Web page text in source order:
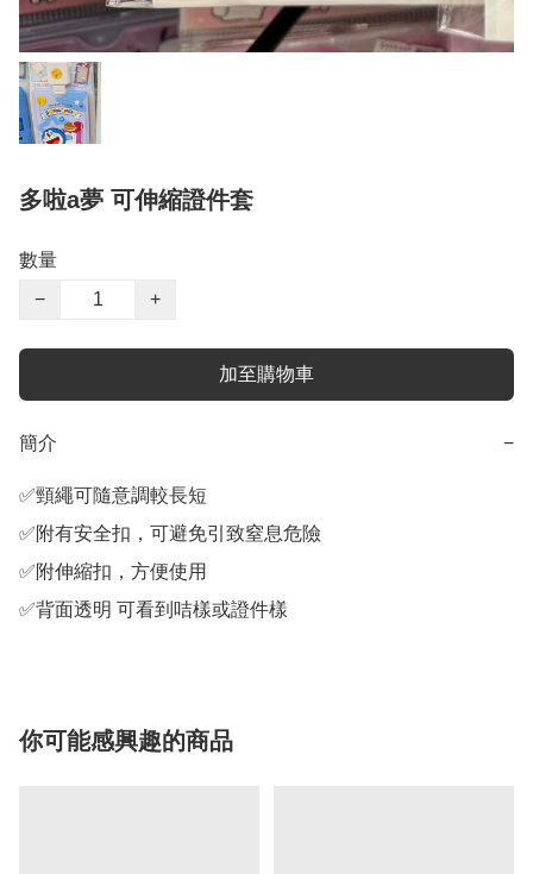
多啦a夢 可伸縮證件套
數量
−
+
加至購物車
簡介 −
✅頸繩可隨意調較長短
✅附有安全扣，可避免引致窒息危險
✅附伸縮扣，方便使用
✅背面透明 可看到咭樣或證件樣
你可能感興趣的商品